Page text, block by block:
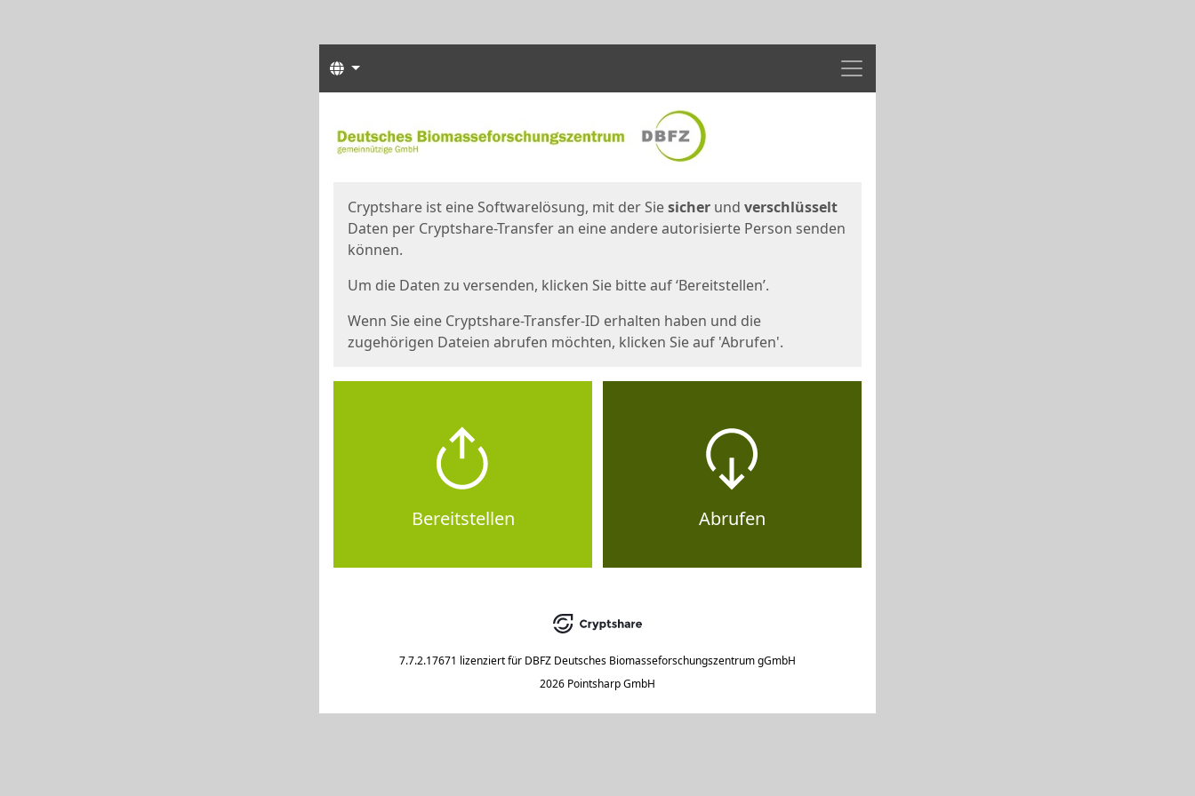
Menü
Sprachen
Cryptshare ist eine Softwarelösung, mit der Siesicher und verschlüsselt
Daten per Cryptshare-Transfer an eine andere autorisierte Person senden
können.
Um die Daten zu versenden, klicken Sie bitte auf ‘Bereitstellen’.
Wenn Sie eine Cryptshare-Transfer-ID erhalten haben und die
zugehörigen Dateien abrufen möchten, klicken Sie auf 'Abrufen'.
Bereitstellen Abrufen
7.7.2.17671 lizenziert für DBFZ Deutsches Biomasseforschungszentrum gGmbH
2026 Pointsharp GmbH